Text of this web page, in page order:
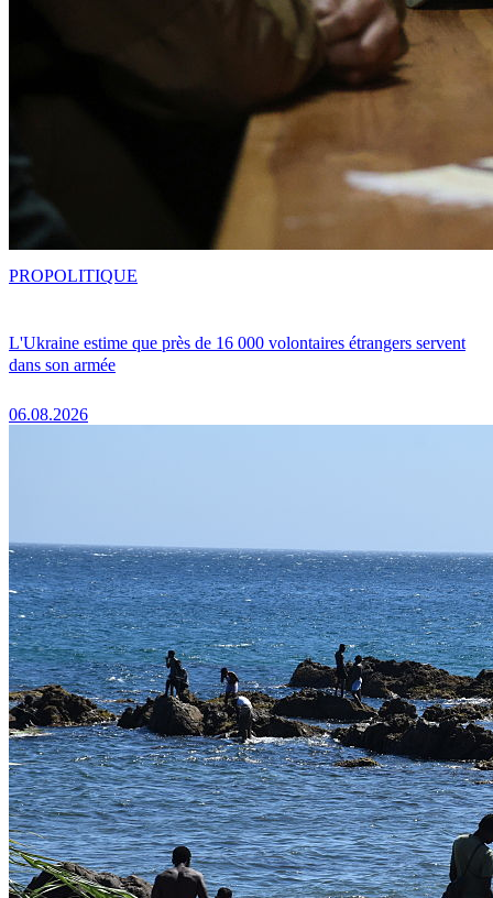
L'Ukraine estime que près de 16 000 volontaires étrangers servent
dans son armée
06.08.2026
PROPOLITIQUE